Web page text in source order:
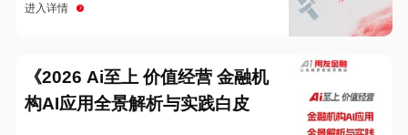
进入详情
《2026 Ai至上 价值经营 金融机
构AI应用全景解析与实践白皮